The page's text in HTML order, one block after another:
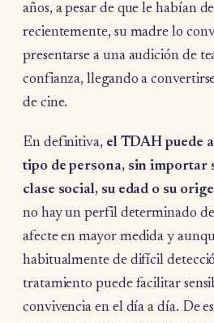
años, a pesar de que le habían
recientemente, su madre lo
presentarse a una audición de
confianza, llegando a
de cine.
En definitiva, el TDAH puede
tipo de persona, sin importar
clase social, su edad o su
no hay un perfil determinado de
afecte en mayor medida y
habitualmente de difícil
tratamiento puede facilitar
convivencia en el día a día. De